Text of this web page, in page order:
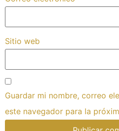
Sitio web
Guardar mi nombre, correo
este navegador para la